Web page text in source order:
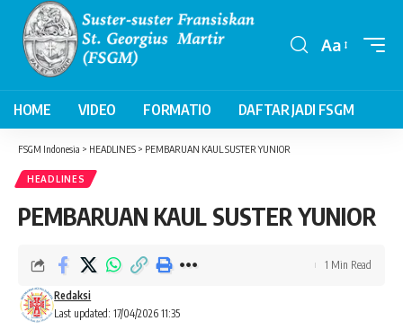
Font
Aa
HOME VIDEO FORMATIO DAFTAR JADI FSGM
FSGM Indonesia > HEADLINES > PEMBARUAN KAUL SUSTER YUNIOR
HEADLINES
PEMBARUAN KAUL SUSTER YUNIOR
Last updated: 17/04/2026 11:35
Redaksi
1 Min Read